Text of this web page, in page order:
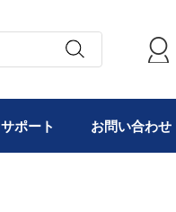
サポート お問い合わせ